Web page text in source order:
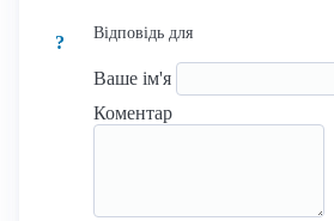
?
Відповідь для
Ваше ім'я
Коментар